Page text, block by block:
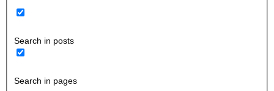
Search in posts
Search in pages